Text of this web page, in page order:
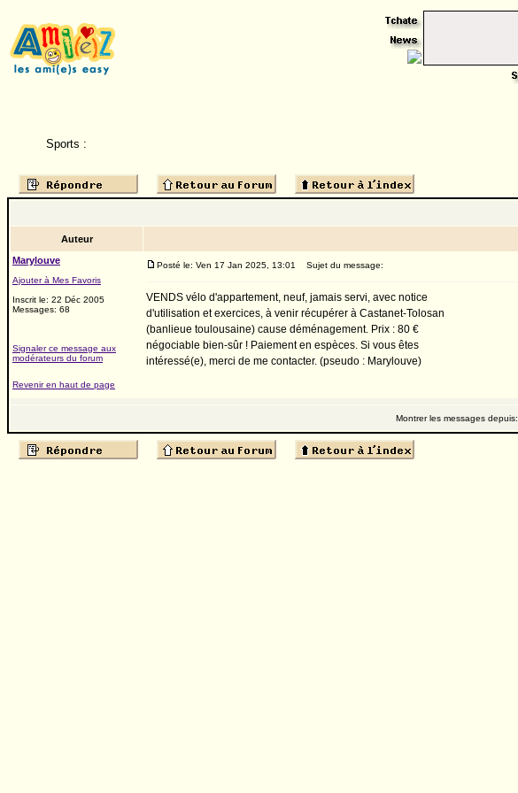
Sports :
Auteur
Marylouve
Ajouter à Mes Favoris
Inscrit le: 22 Déc 2005
Messages: 68
Signaler ce message aux
modérateurs du forum
Posté le: Ven 17 Jan 2025, 13:01 Sujet du message:
VENDS vélo d'appartement, neuf, jamais servi, avec notice
d'utilisation et exercices, à venir récupérer à Castanet-Tolosan
(banlieue toulousaine) cause déménagement. Prix : 80 €
négociable bien-sûr ! Paiement en espèces. Si vous êtes
intéressé(e), merci de me contacter. (pseudo : Marylouve)
Revenir en haut de page
Montrer les messages depuis: